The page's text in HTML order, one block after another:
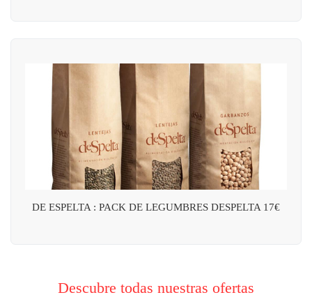
DE ESPELTA : PACK DE LEGUMBRES DESPELTA 17€
Descubre todas nuestras ofertas